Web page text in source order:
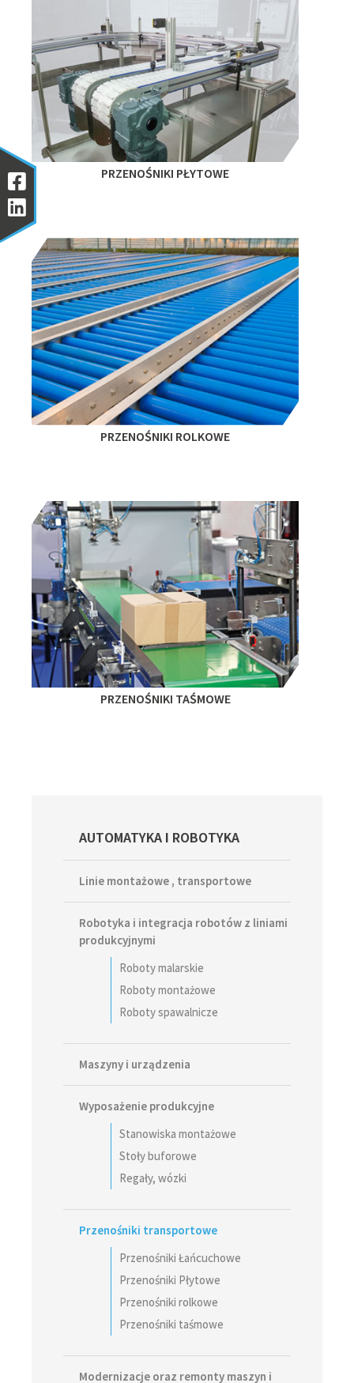
PRZENOŚNIKI PŁYTOWE
PRZENOŚNIKI ROLKOWE
PRZENOŚNIKI TAŚMOWE
Primary
AUTOMATYKA I ROBOTYKA
Linie montażowe , transportowe
Robotyka i integracja robotów z liniami
produkcyjnymi
Roboty malarskie
Roboty montażowe
Roboty spawalnicze
Maszyny i urządzenia
Wyposażenie produkcyjne
Stanowiska montażowe
Stoły buforowe
Regały, wózki
Przenośniki transportowe
Przenośniki Łańcuchowe
Przenośniki Płytowe
Przenośniki rolkowe
Przenośniki taśmowe
Modernizacje oraz remonty maszyn i